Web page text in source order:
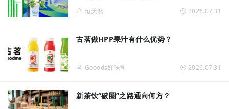
恒天然 2026.07.31
古茗做HPP果汁有什么优势？
Gooods好味司 2026.07.31
新茶饮“破圈”之路通向何方？